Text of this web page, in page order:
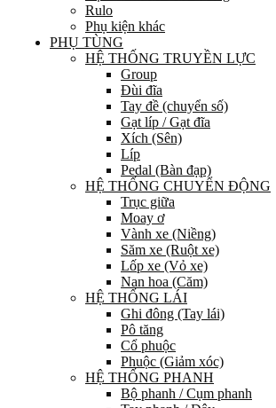
Rulo
Phụ kiện khác
PHỤ TÙNG
HỆ THỐNG TRUYỀN LỰC
Group
Đùi đĩa
Tay đề (chuyển số)
Gạt líp / Gạt đĩa
Xích (Sên)
Líp
Pedal (Bàn đạp)
HỆ THỐNG CHUYỂN ĐỘNG
Trục giữa
Moay ơ
Vành xe (Niềng)
Săm xe (Ruột xe)
Lốp xe (Vỏ xe)
Nan hoa (Căm)
HỆ THỐNG LÁI
Ghi đông (Tay lái)
Pô tăng
Cổ phuộc
Phuộc (Giảm xóc)
HỆ THỐNG PHANH
Bộ phanh / Cụm phanh